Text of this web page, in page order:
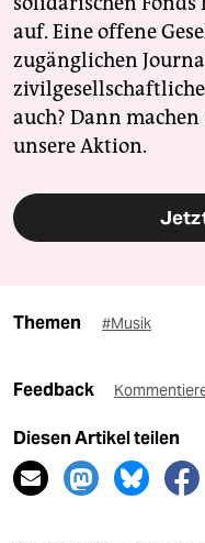
auf. Eine offene
zugänglichen
auch? Dann
unsere Aktion.
Themen #Musik
Feedback
Diesen Artikel teilen